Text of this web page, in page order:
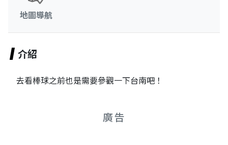
地圖導航
介紹
去看棒球之前也是需要參觀一下台南吧！
廣告